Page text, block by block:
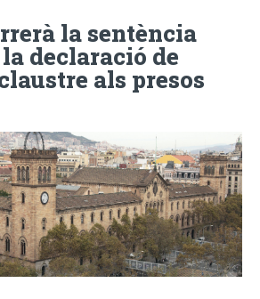
la sentència
la declaració de
als presos